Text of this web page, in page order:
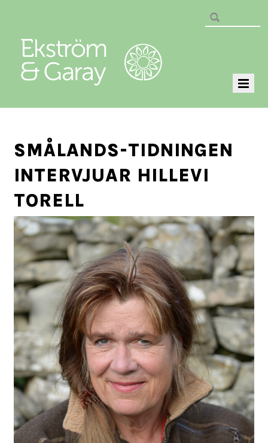
SMÅLANDS-TIDNINGEN
INTERVJUAR HILLEVI
TORELL